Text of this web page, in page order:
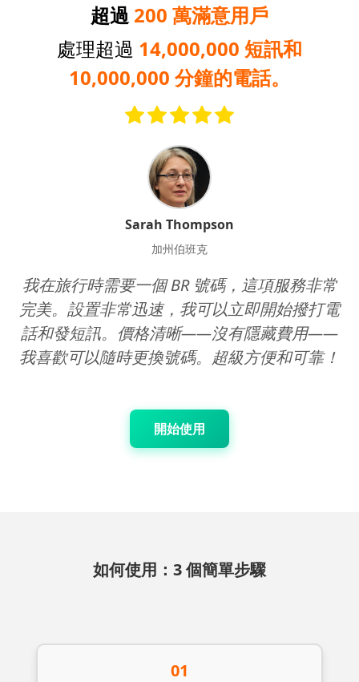
超過200 萬滿意用戶
處理超過 14,000,000 短訊和
10,000,000 分鐘的電話。
Sarah Thompson
加州伯班克
我在旅行時需要一個 BR 號碼，這項服務非常
完美。設置非常迅速，我可以立即開始撥打電
話和發短訊。價格清晰——沒有隱藏費用——
我喜歡可以隨時更換號碼。超級方便和可靠！
開始使用
如何使用：3 個簡單步驟
01